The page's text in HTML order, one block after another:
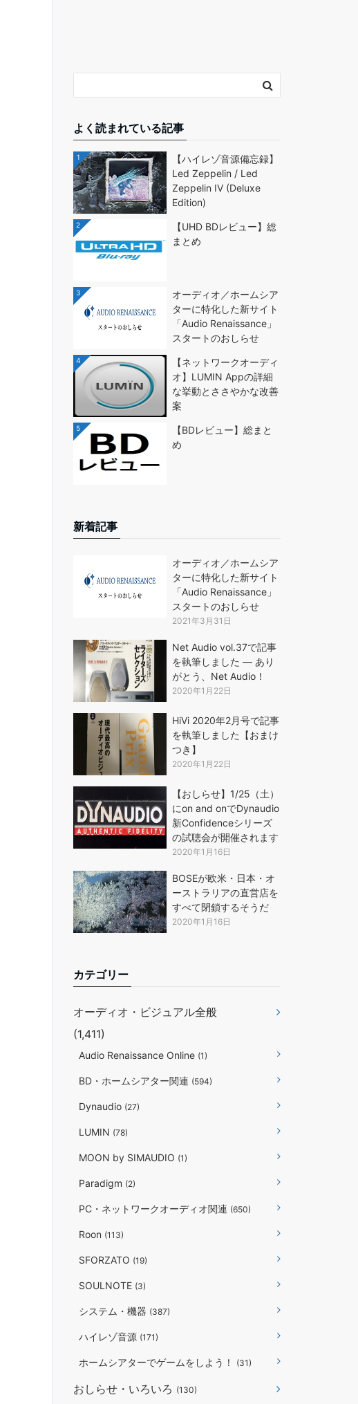
よく読まれている記事
1
【ハイレゾ音源備忘録】
Led Zeppelin / Led
Zeppelin IV (Deluxe
Edition)
2
【UHD BDレビュー】総
まとめ
3
オーディオ／ホームシア
ターに特化した新サイト
「Audio Renaissance」
スタートのおしらせ
4
【ネットワークオーディ
オ】LUMIN Appの詳細
な挙動とささやかな改善
案
5
【BDレビュー】総まと
め
新着記事
オーディオ／ホームシア
ターに特化した新サイト
「Audio Renaissance」
スタートのおしらせ
2021年3月31日
Net Audio vol.37で記事
を執筆しました ― あり
がとう、Net Audio！
2020年1月22日
HiVi 2020年2月号で記事
を執筆しました【おまけ
つき】
2020年1月22日
【おしらせ】1/25（土）
にon and onでDynaudio
新Confidenceシリーズ
の試聴会が開催されます
2020年1月16日
BOSEが欧米・日本・オ
ーストラリアの直営店を
すべて閉鎖するそうだ
2020年1月16日
カテゴリー
オーディオ・ビジュアル全般
(1,411)
Audio Renaissance Online (1)
BD・ホームシアター関連 (594)
Dynaudio (27)
LUMIN (78)
MOON by SIMAUDIO (1)
Paradigm (2)
PC・ネットワークオーディオ関連 (650)
Roon (113)
SFORZATO (19)
SOULNOTE (3)
システム・機器 (387)
ハイレゾ音源 (171)
ホームシアターでゲームをしよう！ (31)
おしらせ・いろいろ (130)